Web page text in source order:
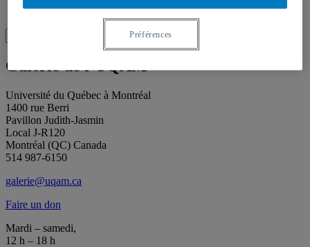
Recherche placeholder
for:
Galerie de l’UQAM
Université du Québec à Montréal
1400 rue Berri
Pavillon Judith-Jasmin
Local J-R120
Montréal (QC) Canada
514 987-6150
galerie@uqam.ca
Faire un don
Mardi – samedi,
12 h – 18 h
Préférences